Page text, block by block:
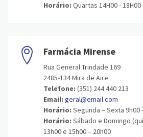
Horário: Quartas 14H00 - 18H00
Farmácia Mirense
Rua General Trindade 169
2485-134 Mira de Aire
Telefone: (351) 244 440 213
Email: geral@email.com
Horário: Segunda – Sexta 9h00
Horário: Sábado e Domingo
13h00 e 15h00 – 20h00